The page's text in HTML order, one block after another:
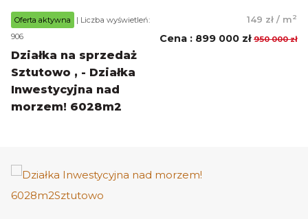
Oferta aktywna
| Liczba wyświetleń:
906
Działka na sprzedaż
Sztutowo , - Działka
Inwestycyjna nad
morzem! 6028m2
149 zł / m2
Cena : 899 000 zł 950 000 zł